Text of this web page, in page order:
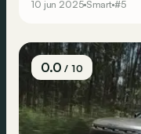
10 jun 2025 Smart #5
0.0/ 10